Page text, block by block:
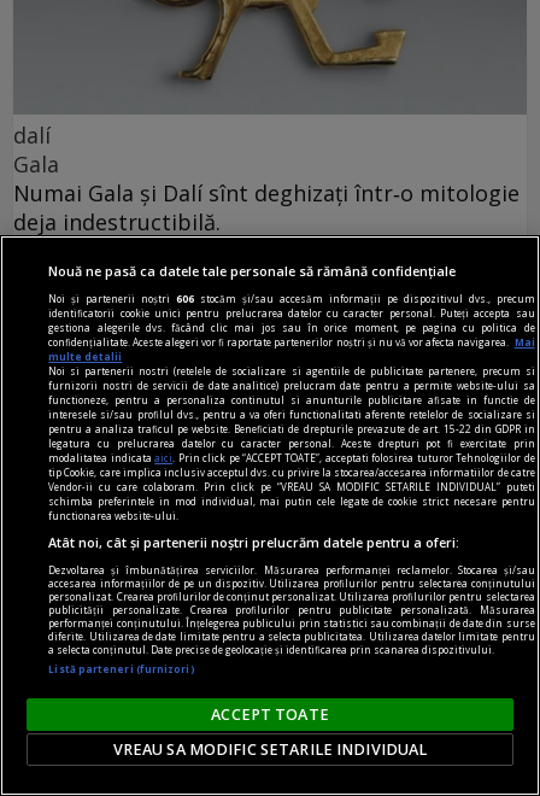
dalí
Gala
Numai Gala și Dalí sînt deghizați într‑o mitologie
deja indestructibilă.
dalí
Suprarealismul sînt eu! Avida Dollars
Materia nu poate fi spiritualizată decît dacă o
torni în aur.
Nouă ne pasă ca datele tale personale să rămână confidențiale
Noi și partenerii noștri606 stocăm și/sau accesăm informații pe dispozitivul dvs., precum
identificatorii cookie unici pentru prelucrarea datelor cu caracter personal. Puteți accepta sau
gestiona alegerile dvs. făcând clic mai jos sau în orice moment, pe pagina cu politica de
confidențialitate. Aceste alegeri vor fi raportate partenerilor noștri și nu vă vor afecta navigarea.
Mai
multe detalii
Noi si partenerii nostri (retelele de socializare si agentiile de publicitate partenere, precum si
furnizorii nostri de servicii de date analitice) prelucram date pentru a permite website-ului sa
functioneze, pentru a personaliza continutul si anunturile publicitare afisate in functie de
interesele si/sau profilul dvs., pentru a va oferi functionalitati aferente retelelor de socializare si
pentru a analiza traficul pe website. Beneficiati de drepturile prevazute de art. 15-22 din GDPR in
legatura cu prelucrarea datelor cu caracter personal. Aceste drepturi pot fi exercitate prin
modalitatea indicataaici
. Prin click pe “ACCEPT TOATE”, acceptati folosirea tuturor Tehnologiilor de
tip Cookie, care implica inclusiv acceptul dvs. cu privire la stocarea/accesarea informatiilor de catre
Vendor-ii cu care colaboram. Prin click pe “VREAU SA MODIFIC SETARILE INDIVIDUAL” puteti
schimba preferintele in mod individual, mai putin cele legate de cookie strict necesare pentru
functionarea website-ului.
Atât noi, cât și partenerii noștri prelucrăm datele pentru a oferi:
Dezvoltarea și îmbunătățirea serviciilor. Măsurarea performanței reclamelor. Stocarea și/sau
accesarea informațiilor de pe un dispozitiv. Utilizarea profilurilor pentru selectarea conținutului
personalizat. Crearea profilurilor de conținut personalizat. Utilizarea profilurilor pentru selectarea
publicității personalizate. Crearea profilurilor pentru publicitate personalizată. Măsurarea
performanței conținutului. Înțelegerea publicului prin statistici sau combinații de date din surse
diferite. Utilizarea de date limitate pentru a selecta publicitatea. Utilizarea datelor limitate pentru
a selecta conținutul. Date precise de geolocație și identificarea prin scanarea dispozitivului.
Listă parteneri (furnizori)
ACCEPT TOATE
VREAU SA MODIFIC SETARILE INDIVIDUAL